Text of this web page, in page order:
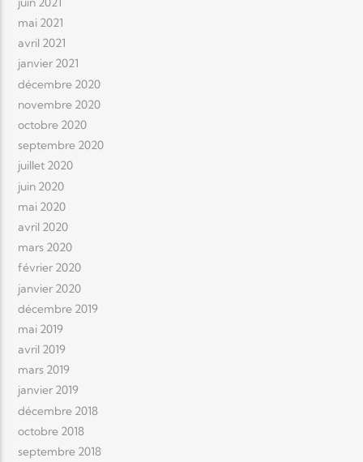
mai 2021
avril 2021
janvier 2021
décembre 2020
novembre 2020
octobre 2020
septembre 2020
juillet 2020
juin 2020
mai 2020
avril 2020
mars 2020
février 2020
janvier 2020
décembre 2019
mai 2019
avril 2019
mars 2019
janvier 2019
décembre 2018
octobre 2018
septembre 2018